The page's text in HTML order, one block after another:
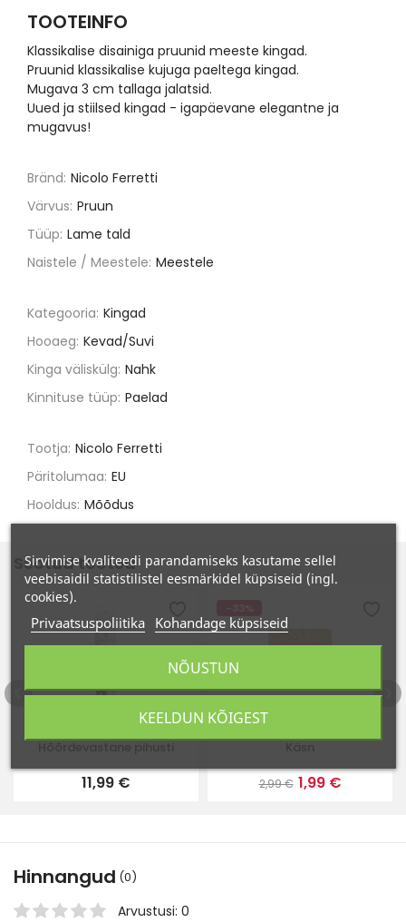
TOOTEINFO
Klassikalise disainiga pruunid meeste kingad.
Pruunid klassikalise kujuga paeltega kingad.
Mugava 3 cm tallaga jalatsid.
Uued ja stiilsed kingad - igapäevane elegantne ja
mugavus!
Bränd: Nicolo Ferretti
Värvus: Pruun
Tüüp: Lame tald
Naistele / Meestele: Meestele
Kategooria: Kingad
Hooaeg: Kevad/Suvi
Kinga väliskülg: Nahk
Kinnituse tüüp: Paelad
Tootja: Nicolo Ferretti
Päritolumaa: EU
Hooldus: Mõõdus
Seotud tooted
11,99 € 2,99 € 1,99 €
Hinnangud (0)
Arvustusi: 0
Sirvimise kvaliteedi parandamiseks kasutame sellel
veebisaidil statistilistel eesmärkidel küpsiseid (ingl.
cookies).
Privaatsuspoliitika Kohandage küpsiseid
KEELDUN KÕIGEST
NÕUSTUN